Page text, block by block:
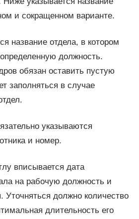
и сокращенном варианте.
название отдела, в котором
должность.
обязан оставить пустую
заполняться в случае
указываются
и номер.
вписывается дата
на рабочую должность и
Уточняться должно количество
длительность его